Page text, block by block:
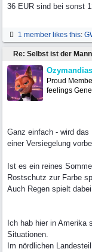
36 EUR sind bei sonst
1 member likes this:
Ozymandias
Proud
feelings
Ganz einfach - wird
einer Versiegelung
Ist es ein reines
Rostschutz zur Farbe
Auch Regen spielt
Ich hab hier in Amerika
Situationen.
Im nördlichen